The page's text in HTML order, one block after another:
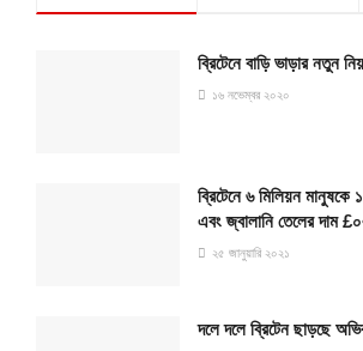
ব্রিটেনে বাড়ি ভাড়ার নতুন
১৬ নভেম্বর ২০২০
ব্রিটেনে ৬ মিলিয়ন মানুষকে
এবং জ্বালানি তেলের দাম
২৫ জানুয়ারি ২০২১
দলে দলে ব্রিটেন ছাড়ছে